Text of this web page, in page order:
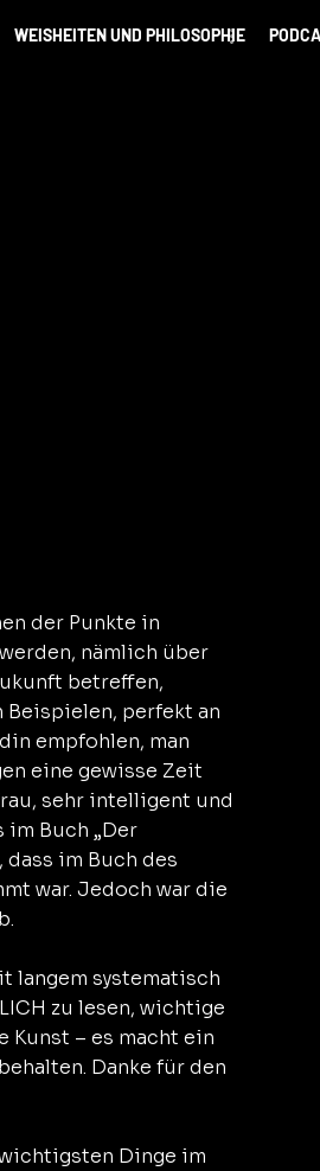
WEISHEITEN UND PHILOSOPHIE
der Punkte in
nämlich über
betreffen,
perfekt an
empfohlen, man
eine gewisse Zeit
sehr intelligent und
im Buch „Der
im Buch des
war. Jedoch war die
langem systematisch
zu lesen, wichtige
Kunst – es macht ein
Danke für den
Dinge im